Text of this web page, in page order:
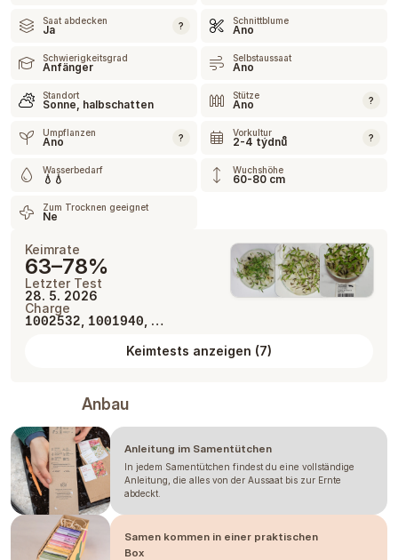
Saat abdecken
Ja ? Schnittblume
Ano
Schwierigkeitsgrad
Anfänger
Selbstaussaat
Ano
Standort
Sonne, halbschatten
Stütze
Ano ?
Umpflanzen
Ano ? Vorkultur
2-4 týdnů ?
Wasserbedarf
💧💧
Wuchshöhe
60-80 cm
Zum Trocknen geeignet
Ne
Keimrate
63–78%
Letzter Test
28. 5. 2026
Charge
1002532 1001940 , …
Keimtests anzeigen (7)
Anbau
Anleitung im Samentütchen
In jedem Samentütchen findest du eine vollständige
Anleitung, die alles von der Aussaat bis zur Ernte
abdeckt.
Samen kommen in einer praktischen
Box